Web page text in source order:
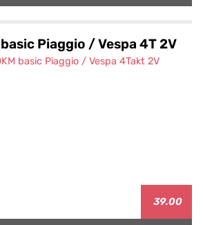
Piaggio / Vespa 4T 2V
39.00